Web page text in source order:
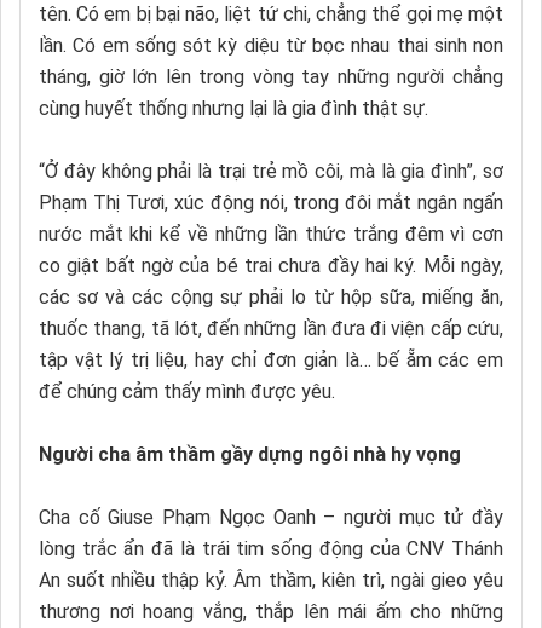
tên. Có em bị bại não, liệt tứ chi, chẳng thể gọi mẹ một
lần. Có em sống sót kỳ diệu từ bọc nhau thai sinh non
tháng, giờ lớn lên trong vòng tay những người chẳng
cùng huyết thống nhưng lại là gia đình thật sự.
“Ở đây không phải là trại trẻ mồ côi, mà là gia đình”, sơ
Phạm Thị Tươi, xúc động nói, trong đôi mắt ngân ngấn
nước mắt khi kể về những lần thức trắng đêm vì cơn
co giật bất ngờ của bé trai chưa đầy hai ký. Mỗi ngày,
các sơ và các cộng sự phải lo từ hộp sữa, miếng ăn,
thuốc thang, tã lót, đến những lần đưa đi viện cấp cứu,
tập vật lý trị liệu, hay chỉ đơn giản là… bế ẵm các em
để chúng cảm thấy mình được yêu.
Người cha âm thầm gầy dựng ngôi nhà hy vọng
Cha cố Giuse Phạm Ngọc Oanh – người mục tử đầy
lòng trắc ẩn đã là trái tim sống động của CNV Thánh
An suốt nhiều thập kỷ. Âm thầm, kiên trì, ngài gieo yêu
thương nơi hoang vắng, thắp lên mái ấm cho những